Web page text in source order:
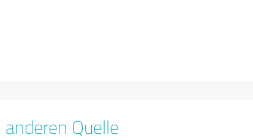
Quelle